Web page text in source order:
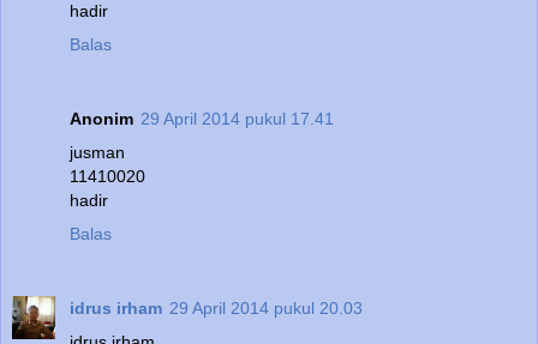
hadir
Balas
Anonim 29 April 2014 pukul 17.41
jusman
11410020
hadir
Balas
idrus irham 29 April 2014 pukul 20.03